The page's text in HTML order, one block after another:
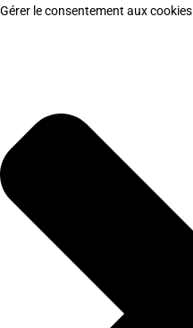
Gérer le consentement aux cookies